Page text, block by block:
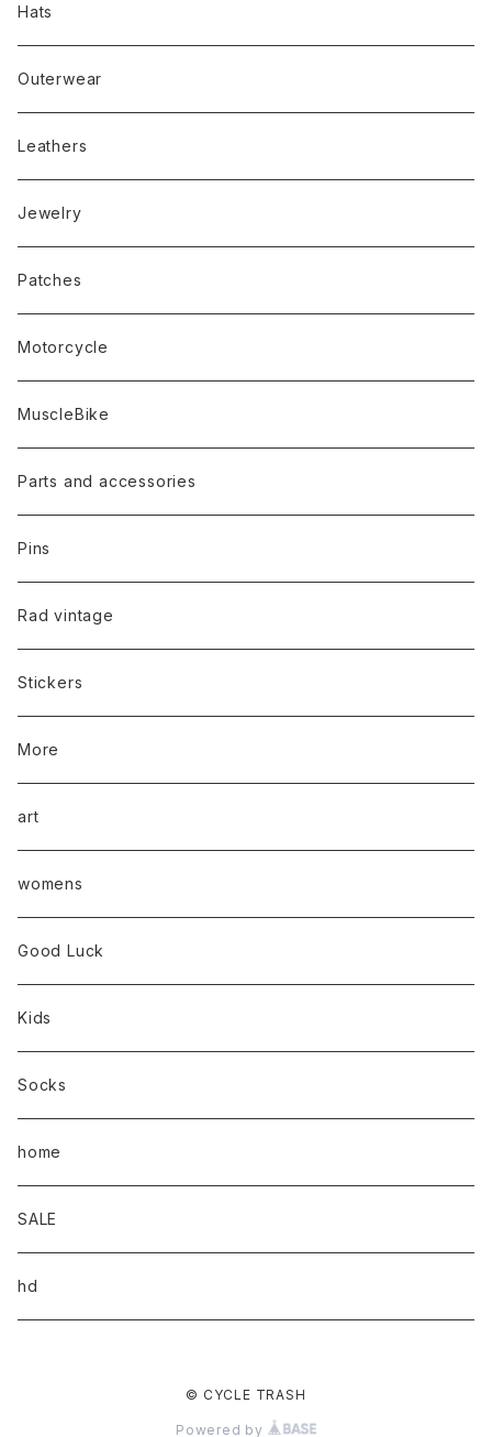
Hats
Outerwear
Leathers
Jewelry
Patches
Motorcycle
MuscleBike
Parts and accessories
Pins
Rad vintage
Stickers
More
art
womens
Good Luck
Kids
Socks
home
SALE
hd
© CYCLE TRASH
Powered by